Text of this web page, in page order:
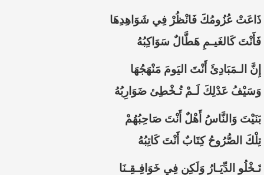
ذَاعَتْ عُزُومُكَ فَانْظُرْ فِي شَوَاهِدِهَا
فَأَنْتَ كَالغَيـمِ هَطَّالٌ سَوَاكِبُهُ
إِنَّ الـمَبَادِئَ أَنْتَ اليَومَ مَنْهَجُهَا
وَسَيْفُ عَدْلِكَ لَـمْ تُـخْطِئ ضَوَارِبُهُ
بَنَيْتَ وَالنَّاسُ أَهْلٌ أَنْتَ صَاحِبُهُمْ
تِلْكَ الصُّرُوحُ كِتَابٌ أَنْتَ كَاتِبُهُ
تَـخْلُو الدِّيَـارُ وَلَكِن فِي خَوَافِـقِـنَا